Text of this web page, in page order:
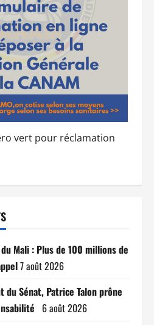
vert pour réclamation
Mali : Plus de 100 millions de
7 août 2026
du Sénat, Patrice Talon prône
6 août 2026